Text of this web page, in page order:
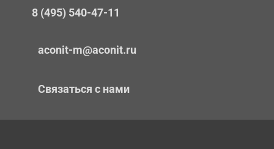
8 (495) 540-47-11
aconit-m@aconit.ru
Связаться с нами